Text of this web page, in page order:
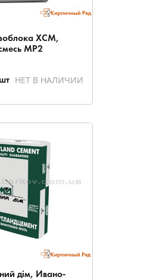
ХСМ,
МР2
НЕТ В НАЛИЧИИ
дім, Ивано-